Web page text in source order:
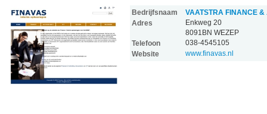
Bedrijfsnaam
VAATSTRA FINANCE &
Adres
Enkweg 20
8091BN WEZEP
Telefoon
038-4545105
Website
www.finavas.nl